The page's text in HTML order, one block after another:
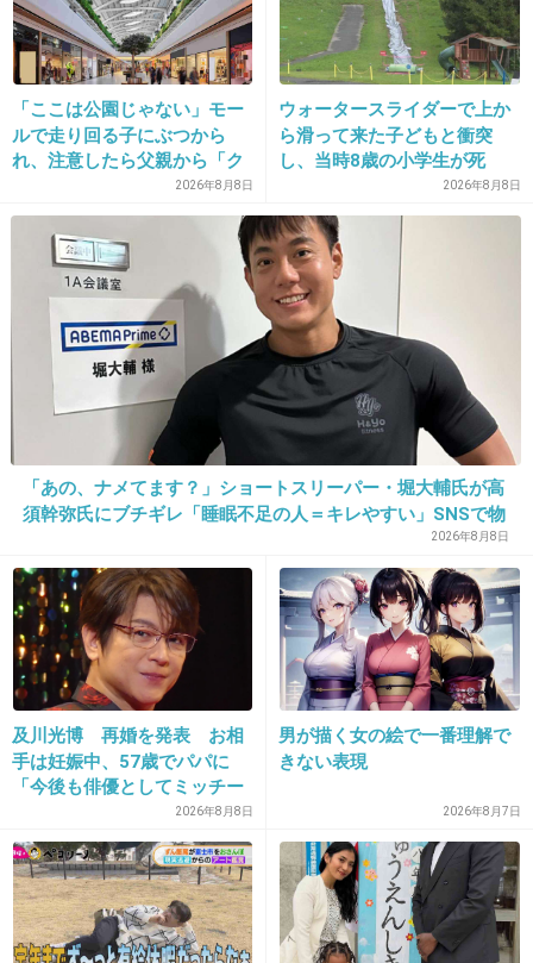
17. 匿名2013/10/16(水) 13:50:58
テラスハウスの…((유∀유|||))
+387 -5
18. 匿名2013/10/16(水) 13:51:05
洗脳女と、勘違い女の共演
+294
19. 匿名 2013/10/16(水) 13:51:19
ちょｗｗてっちゃん...！！
この映画でちゃだめぇぇぇ
-12
20. 匿名 2013/10/16(水) 13:51:40
前のビジュアルも爽やか系狙ってたけど、
明らかにイメージと違うから
出典：media.image.infoseek.co.jp
中島知子主演『ハダカの美奈子』のビジュ
アル初公開…キャストも発表
girlschannel.net
中島知子主演『ハダカの美奈子』のビジュアル初公開…キャストも発表 中
「ここは公園じゃない」モー
ルで走り回る子にぶつから
れ、注意したら父親から「ク
ソババア」の暴言。「子ども
だから多めに見ろ」を強要し
てくる人物とは
2026年8月8日
ウォータースライダーで上か
ら滑って来た子どもと衝突
し、当時8歳の小学生が死
亡 イベントの引率責任者の
町職員を「減給」の懲戒処
分 児童の両親は「軽過ぎ
る」「全く納得できない」
島根県邑南町
2026年8月8日
「あの、ナメてます？」ショートスリーパー・堀大輔氏が高
須幹弥氏にブチギレ「睡眠不足の人＝キレやすい」SNSで物
2026年8月8日
及川光博 再婚を発表 お相
手は妊娠中、57歳でパパに
「今後も俳優としてミッチー
2026年8月8日
男が描く女の絵で一番理解で
きない表現
2026年8月7日